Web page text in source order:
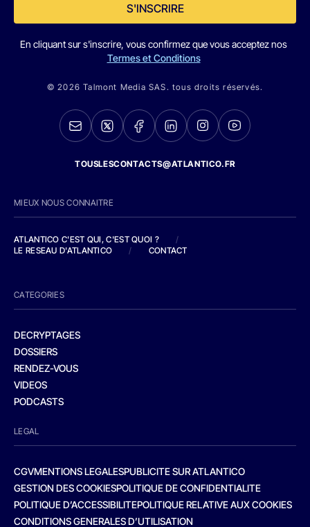
S'INSCRIRE
En cliquant sur s'inscrire, vous confirmez que vous acceptez nos
Termes et Conditions
© 2026 Talmont Media SAS. tous droits réservés.
TOUSLESCONTACTS@ATLANTICO.FR
MIEUX NOUS CONNAITRE
ATLANTICO C'EST QUI, C'EST QUOI ?
/
LE RESEAU D'ATLANTICO
/ CONTACT
CATEGORIES
DECRYPTAGES
DOSSIERS
RENDEZ-VOUS
VIDEOS
PODCASTS
LEGAL
CGVMENTIONS LEGALESPUBLICITE SUR ATLANTICO
GESTION DES COOKIESPOLITIQUE DE CONFIDENTIALITE
POLITIQUE D’ACCESSIBILITEPOLITIQUE RELATIVE AUX COOKIES
CONDITIONS GENERALES D’UTILISATION